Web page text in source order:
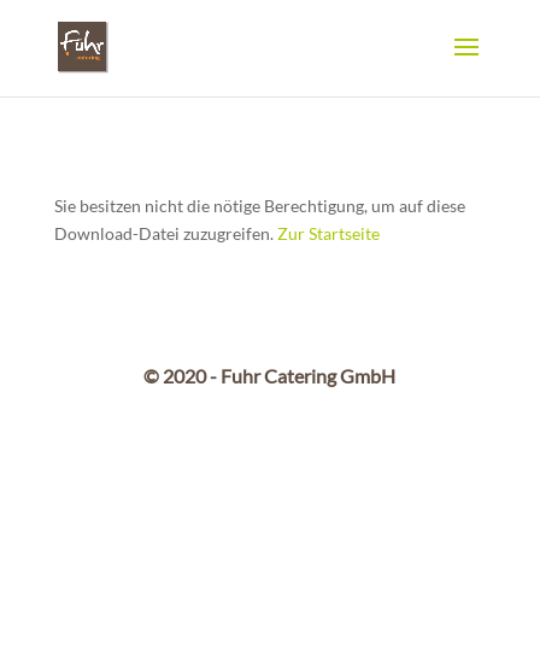
Sie besitzen nicht die nötige Berechtigung, um auf diese
Download-Datei zuzugreifen. Zur Startseite
© 2020 - Fuhr Catering GmbH